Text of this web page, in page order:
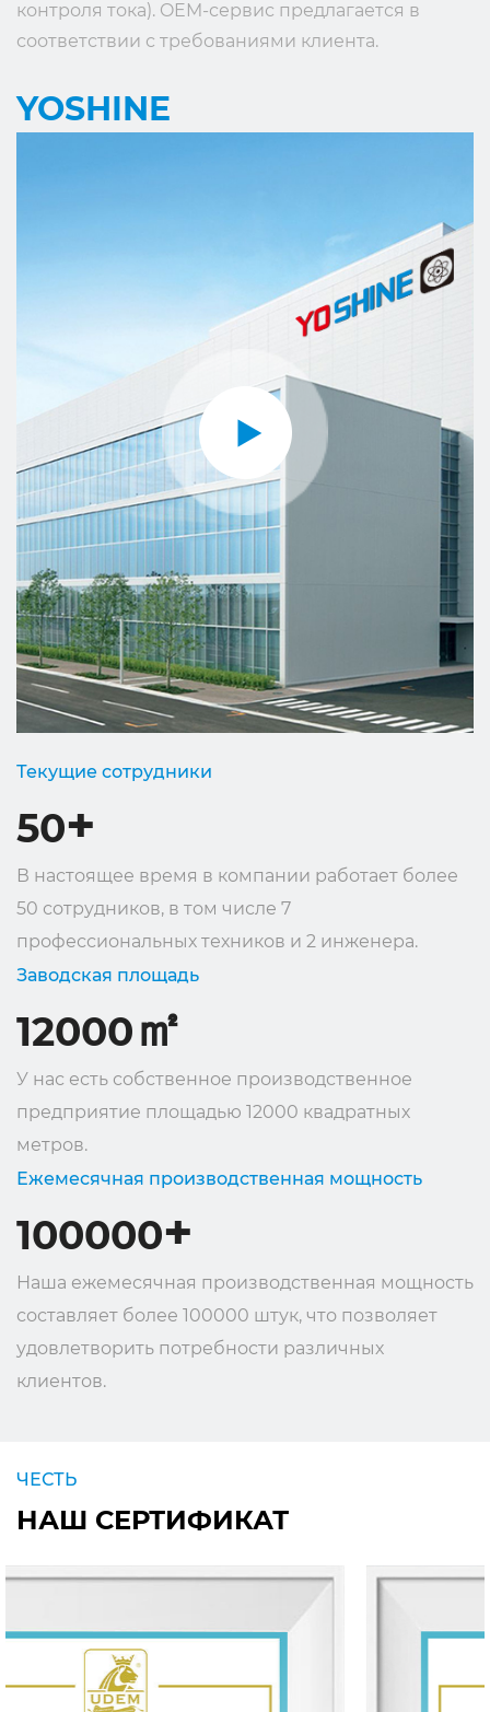
контроля тока). OEM-сервис предлагается в
соответствии с требованиями клиента.
для управления сбросом (небольшие больницы,
дома престарелых, общественные дома),
важную роль наших продуктов, мы продолжаем
совершенствовать стандарты качества. YOSHINE
охватывает не только все аспекты
контроль офисов и жилых помещений. Мы
стремимся предоставлять клиентам более
эффективные и интеллектуальные продукты.
YOSHINE завоевала репутацию благодаря
коротким срокам поставки, гибкому дизайну и
отличной технической поддержке.
YOSHINE внесла свой вклад в развитие нашего
общества и мировой разведывательной
индустрии, выполнив миссию «Сделано для
связи».
YOSHINE
Текущие сотрудники
50+
В настоящее время в компании работает более
50 сотрудников, в том числе 7
профессиональных техников и 2 инженера.
Заводская площадь
12000㎡
У нас есть собственное производственное
предприятие площадью 12000 квадратных
метров.
Ежемесячная производственная мощность
100000+
Наша ежемесячная производственная мощность
составляет более 100000 штук, что позволяет
удовлетворить потребности различных
клиентов.
ЧЕСТЬ
НАШ СЕРТИФИКАТ